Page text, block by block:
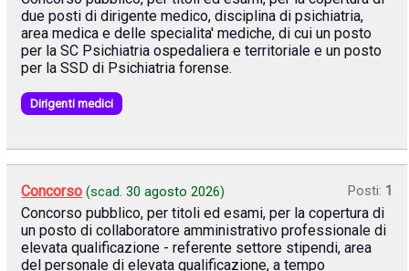
due posti di dirigente medico, disciplina di psichiatria,
area medica e delle specialita' mediche, di cui un posto
per la SC Psichiatria ospedaliera e territoriale e un posto
per la SSD di Psichiatria forense.
Dirigenti medici
Concorso (scad.30 agosto 2026) Posti: 1
Concorso pubblico, per titoli ed esami, per la copertura di
un posto di collaboratore amministrativo professionale di
elevata qualificazione - referente settore stipendi, area
del personale di elevata qualificazione, a tempo